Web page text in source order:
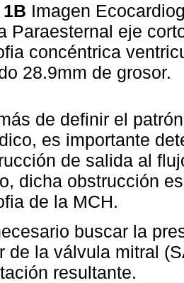
Imagen
Paraesternal eje
concéntrica
28.9mm de grosor.
de definir el
es importante
de salida al
dicha obstrucción
de la MCH.
buscar la
de la válvula mitral
resultante.